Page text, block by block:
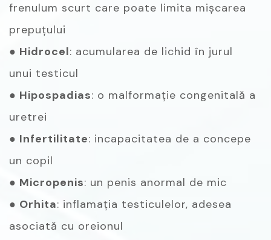
frenulum scurt care poate limita mișcarea
prepuțului
● Hidrocel: acumularea de lichid în jurul
unui testicul
● Hipospadias: o malformație congenitală a
uretrei
● Infertilitate: incapacitatea de a concepe
un copil
● Micropenis: un penis anormal de mic
● Orhita: inflamația testiculelor, adesea
asociată cu oreionul